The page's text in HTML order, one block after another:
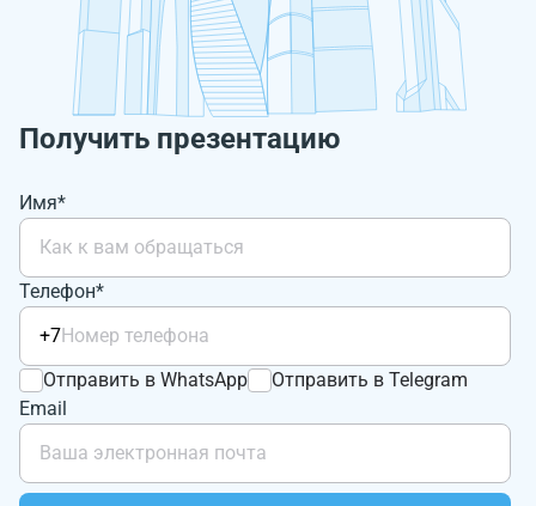
Получить презентацию
Имя*
Телефон*
+7
Отправить в WhatsApp
Отправить в Telegram
Email